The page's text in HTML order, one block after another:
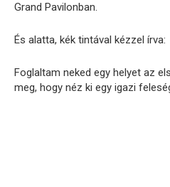
Grand Pavilonban.
És alatta, kék tintával kézzel írva:
Foglaltam neked egy helyet az
meg, hogy néz ki egy igazi